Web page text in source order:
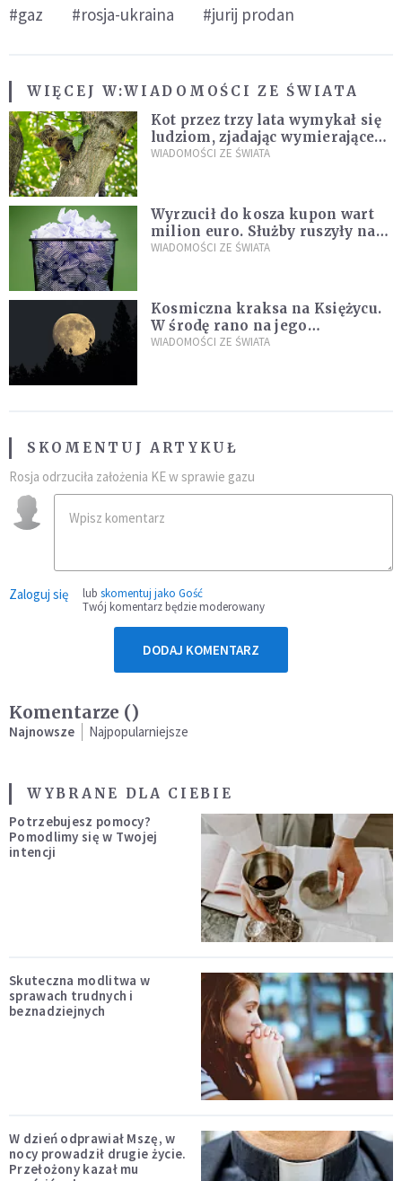
#gaz #rosja-ukraina #jurij prodan
WIĘCEJ W:WIADOMOŚCI ZE ŚWIATA
Kot przez trzy lata wymykał się
ludziom, zjadając wymierające
kaczki. W końcu popełnił
WIADOMOŚCI ZE ŚWIATA
Wyrzucił do kosza kupon wart
milion euro. Służby ruszyły na
poszukiwania
WIADOMOŚCI ZE ŚWIATA
Kosmiczna kraksa na Księżycu.
W środę rano na jego
powierzchni dojdzie do
WIADOMOŚCI ZE ŚWIATA
SKOMENTUJ ARTYKUŁ
Rosja odrzuciła założenia KE w sprawie gazu
Zaloguj się lub skomentuj jako Gość
Twój komentarz będzie moderowany
DODAJ KOMENTARZ
Komentarze ()
Najnowsze Najpopularniejsze
WYBRANE DLA CIEBIE
Potrzebujesz pomocy?
Pomodlimy się w Twojej
intencji
Skuteczna modlitwa w
sprawach trudnych i
beznadziejnych
W dzień odprawiał Mszę, w
nocy prowadził drugie życie.
Przełożony kazał mu